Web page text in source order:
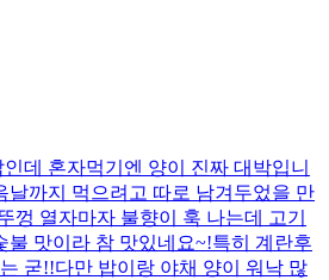
데 혼자먹기엔 양이 진짜 대박입니
날까지 먹으려고 따로 남겨두었을 만
껑 열자마자 불향이 훅 나는데 고기
불 맛이라 참 맛있네요~!특히 계란후
굳!! ​다만 밥이랑 야채 양이 워낙 많